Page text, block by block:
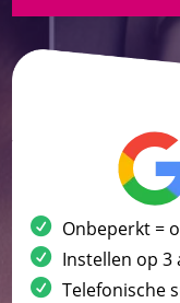
Onbeperkt =
Instellen op 3
Telefonische